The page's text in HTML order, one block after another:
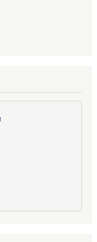
सा.सु.भत्ता प्राप्त गर्ने लाभग्राहिको विवरण